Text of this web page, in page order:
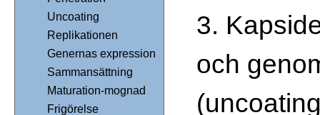
Uncoating
Replikationen
Genernas expression
Sammansättning
Maturation-mognad
Frigörelse
3.
och